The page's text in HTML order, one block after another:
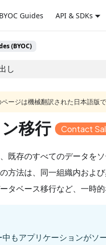
BYOC Guides API & SDKs
(BYOC)
し
ージは機械翻訳された日本語版
移行 Contact
既存のすべてのデータを
方法は、同一組織内およ
タベース移行など、一時
中もアプリケーションがソ